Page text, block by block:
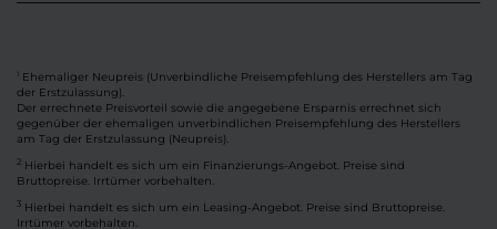
Ehemaliger Neupreis (Unverbindliche Preisempfehlung des Herstellers am Tag
der Erstzulassung).
Der errechnete Preisvorteil sowie die angegebene Ersparnis errechnet sich
gegenüber der ehemaligen unverbindlichen Preisempfehlung des Herstellers
am Tag der Erstzulassung (Neupreis).
2 Hierbei handelt es sich um ein Finanzierungs-Angebot. Preise sind
Bruttopreise. Irrtümer vorbehalten.
3 Hierbei handelt es sich um ein Leasing-Angebot. Preise sind Bruttopreise.
Irrtümer vorbehalten.